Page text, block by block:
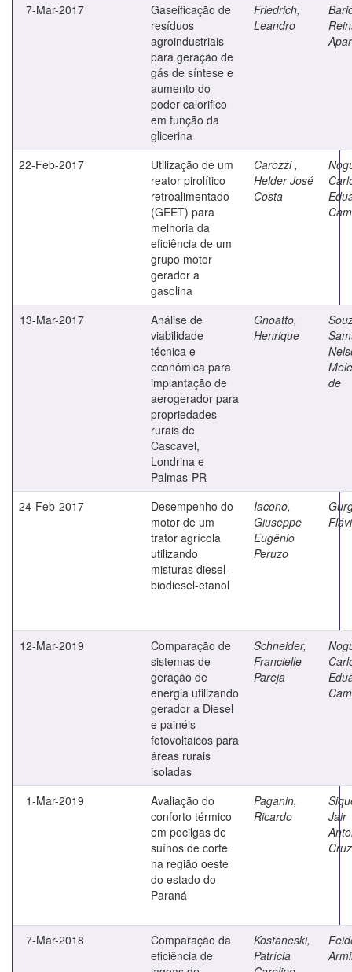
7-Mar-2017
Gaseificação de
resíduos
agroindustriais
para geração de
gás de síntese e
aumento do
poder calorifico
em função da
glicerina
Friedrich,
Leandro
22-Feb-2017
Utilização de um
reator pirolítico
retroalimentado
(GEET) para
melhoria da
eficiência de um
grupo motor
gerador a
gasolina
Carozzi ,
Helder José
Costa
13-Mar-2017
Análise de
viabilidade
técnica e
econômica para
implantação de
aerogerador para
propriedades
rurais de
Cascavel,
Londrina e
Palmas-PR
Gnoatto,
Henrique
de
24-Feb-2017
Desempenho do
motor de um
trator agrícola
utilizando
misturas diesel-
biodiesel-etanol
Iacono,
Giuseppe
Eugênio
Peruzo
12-Mar-2019
Comparação de
sistemas de
geração de
energia utilizando
gerador a Diesel
e painéis
fotovoltaicos para
áreas rurais
isoladas
Schneider,
Francielle
Pareja
1-Mar-2019
Avaliação do
conforto térmico
em pocilgas de
suínos de corte
na região oeste
do estado do
Paraná
Paganin,
Ricardo
Jair
Cruz
7-Mar-2018
Comparação da
eficiência de
Kostaneski,
Patrícia